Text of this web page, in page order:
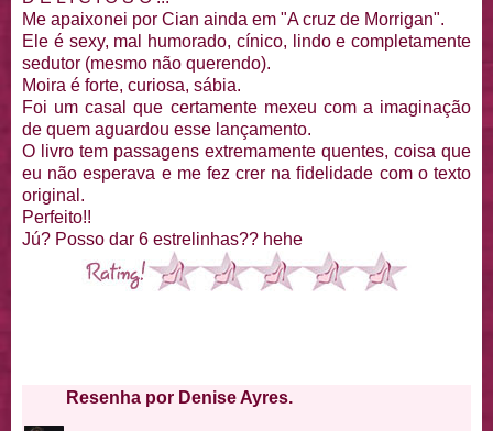
Me apaixonei por Cian ainda em "A cruz de Morrigan".
Ele é sexy, mal humorado, cínico, lindo e completamente
sedutor (mesmo não querendo).
Moira é forte, curiosa, sábia.
Foi um casal que certamente mexeu com a imaginação
de quem aguardou esse lançamento.
O livro tem passagens extremamente quentes, coisa que
eu não esperava e me fez crer na fidelidade com o texto
original.
Perfeito!!
Jú? Posso dar 6 estrelinhas?? hehe
Resenha por Denise Ayres.